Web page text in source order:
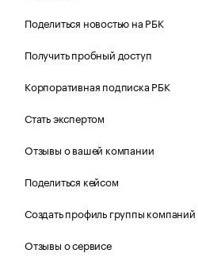
Поделиться новостью на РБК
Получить пробный доступ
Корпоративная подписка РБК
Стать экспертом
Отзывы о вашей компании
Поделиться кейсом
Создать профиль группы компаний
Отзывы о сервисе